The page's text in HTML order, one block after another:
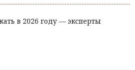
в 2026 году — эксперты